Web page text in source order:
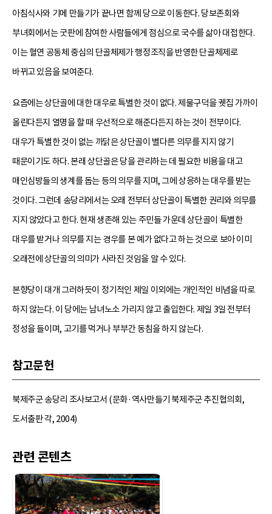
아침식사와 기메 만들기가 끝나면 함께 당으로 이동한다. 당보존회와
부녀회에서는 굿판에 참여한 사람들에게 점심으로 국수를 삶아 대접한다.
이는 혈연 공동체 중심의 단골체제가 행정조직을 반영한 단골체제로
바뀌고 있음을 보여준다.
요즘에는 상단골에 대한 대우로 특별한 것이 없다. 제물구덕을 궷집 가까이
올린다든지 열명을 할 때 우선적으로 해준다든지 하는 것이 전부이다.
대우가 특별한 것이 없는 까닭은 상단골이 별다른 의무를 지지 않기
때문이기도 하다. 본래 상단골은 당을 관리하는 데 필요한 비용을 대고
매인심방들의 생계를 돕는 등의 의무를 지며, 그에 상응하는 대우를 받는
것이다. 그런데 송당리에서는 오래 전부터 상단골이 특별한 권리와 의무를
지지 않았다고 한다. 현재 생존해 있는 주민들 가운데 상단골이 특별한
대우를 받거나 의무를 지는 경우를 본 예가 없다고 하는 것으로 보아 이미
오래전에 상단골의 의미가 사라진 것임을 알 수 있다.
본향당이 대개 그러하듯이 정기적인 제일 이외에는 개인적인 비념을 따로
하지 않는다. 이 당에는 남녀노소 가리지 않고 출입한다. 제일 3일 전부터
정성을 들이며, 고기를 먹거나 부부간 동침을 하지 않는다.
참고문헌
북제주군 송당리 조사보고서 (문화·역사만들기 북제주군 추진협의회,
도서출판 각, 2004)
관련 콘텐츠